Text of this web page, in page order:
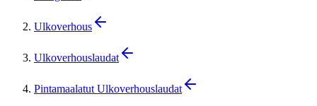
Ulkoverhous
Ulkoverhouslaudat
Pintamaalatut Ulkoverhouslaudat